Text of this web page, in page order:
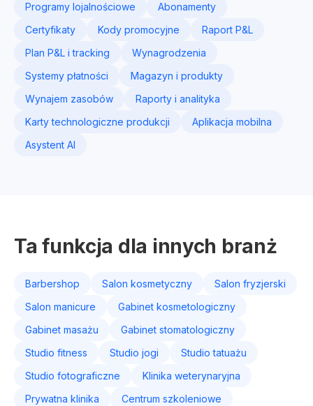
Programy lojalnościowe
Abonamenty
Certyfikaty
Kody promocyjne
Raport P&L
Plan P&L i tracking
Wynagrodzenia
Systemy płatności
Magazyn i produkty
Wynajem zasobów
Raporty i analityka
Karty technologiczne produkcji
Aplikacja mobilna
Asystent AI
Ta funkcja dla innych branż
Barbershop Salon kosmetyczny
Salon fryzjerski
Salon manicure
Gabinet kosmetologiczny
Gabinet masażu
Gabinet stomatologiczny
Studio fitness
Studio jogi
Studio tatuażu
Studio fotograficzne
Klinika weterynaryjna
Prywatna klinika
Centrum szkoleniowe